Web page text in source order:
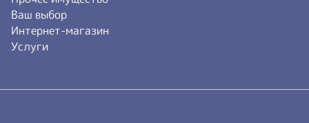
Ваш выбор
Интернет-магазин
Услуги